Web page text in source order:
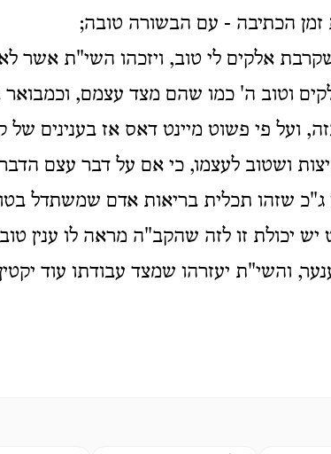
הכתיבה - עם הבשורה טובה;
אלקים לי טוב, ויזכהו השי"ת אשר
וטוב ה' כמו שהם מצד עצמם,
ועל פי פשוט מיינט דאס אז בענינים של
ושטוב לעצמו, כי אם על דבר עצם
ג"כ שזהו תכלית בריאות אדם שמשתדל
יכולת זו לזה שהקב"ה מראה לו ענין
והשי"ת יעזרהו שמצד עבודתו עוד